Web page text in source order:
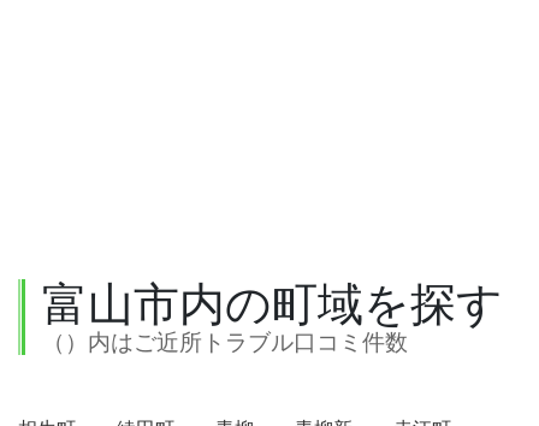
富山市内の町域を探す
（）内はご近所トラブル口コミ件数